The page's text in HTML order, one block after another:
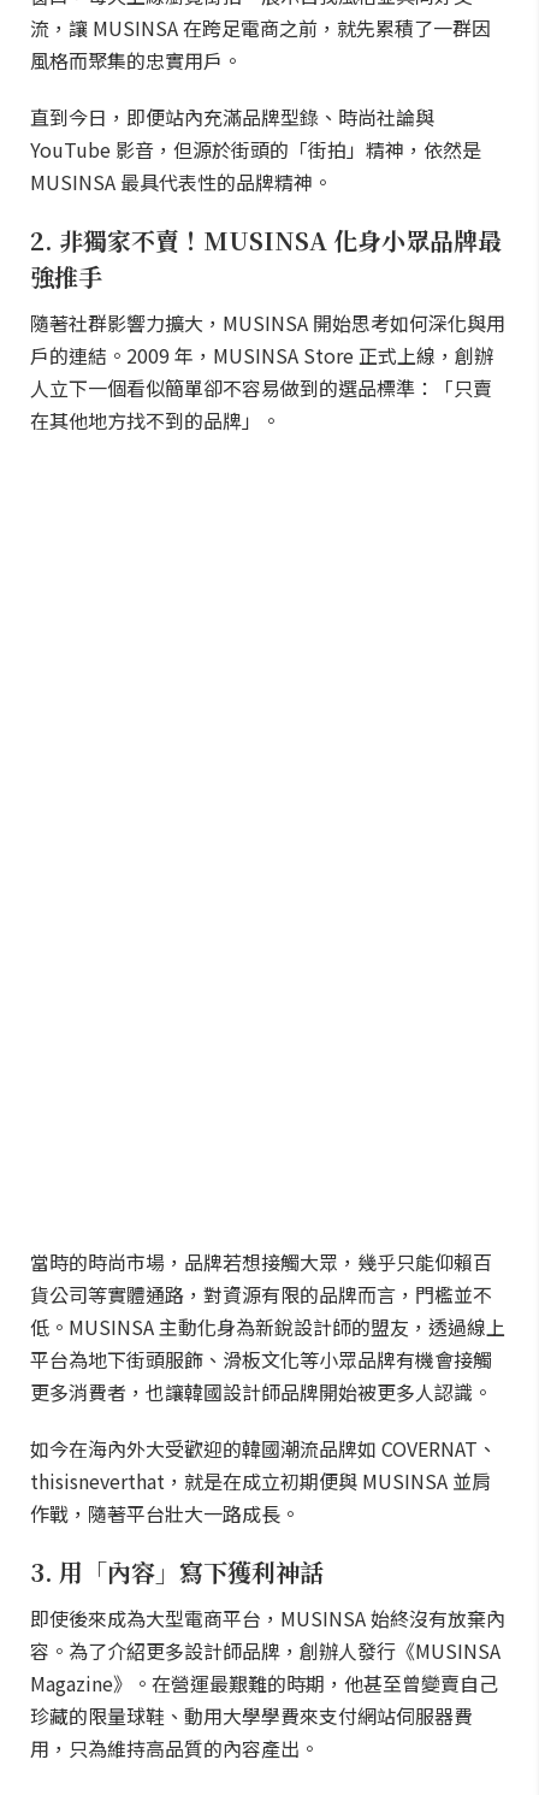
流，讓 MUSINSA 在跨足電商之前，就先累積了一群因
風格而聚集的忠實用戶。
直到今日，即便站內充滿品牌型錄、時尚社論與
YouTube 影音，但源於街頭的「街拍」精神，依然是
MUSINSA 最具代表性的品牌精神。
2. 非獨家不賣！MUSINSA 化身小眾品牌最
強推手
隨著社群影響力擴大，MUSINSA 開始思考如何深化與用
戶的連結。2009 年，MUSINSA Store 正式上線，創辦
人立下一個看似簡單卻不容易做到的選品標準：「只賣
在其他地方找不到的品牌」。
當時的時尚市場，品牌若想接觸大眾，幾乎只能仰賴百
貨公司等實體通路，對資源有限的品牌而言，門檻並不
低。MUSINSA 主動化身為新銳設計師的盟友，透過線上
平台為地下街頭服飾、滑板文化等小眾品牌有機會接觸
更多消費者，也讓韓國設計師品牌開始被更多人認識。
如今在海內外大受歡迎的韓國潮流品牌如 COVERNAT、
thisisneverthat，就是在成立初期便與 MUSINSA 並肩
作戰，隨著平台壯大一路成長。
3. 用「內容」寫下獲利神話
即使後來成為大型電商平台，MUSINSA 始終沒有放棄內
容。為了介紹更多設計師品牌，創辦人發行《MUSINSA
Magazine》。在營運最艱難的時期，他甚至曾變賣自己
珍藏的限量球鞋、動用大學學費來支付網站伺服器費
用，只為維持高品質的內容產出。